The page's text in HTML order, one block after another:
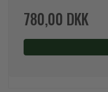
780,00 DKK